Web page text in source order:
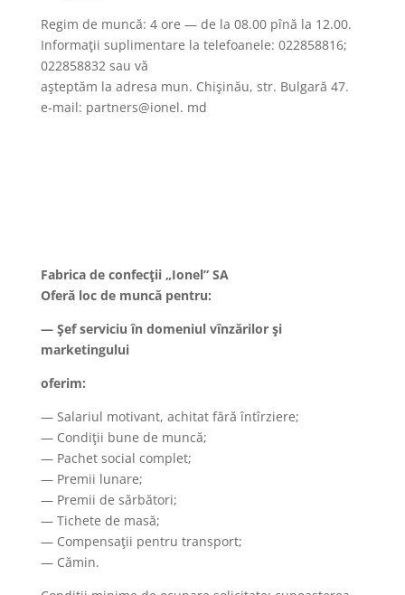
Regim de muncă: 4 ore — de la 08.00 pînă la 12.00.
Informaţii suplimentare la telefoanele: 022858816;
022858832 sau vă
aşteptăm la adresa mun. Chişinău, str. Bulgară 47.
e-mail: partners@ionel. md
Fabrica de confecţii „Ionel” SA
Oferă loc de muncă pentru:
— Şef serviciu în domeniul vînzărilor şi
marketingului
oferim:
— Salariul motivant, achitat fără întîrziere;
— Condiţii bune de muncă;
— Pachet social complet;
— Premii lunare;
— Premii de sărbători;
— Tichete de masă;
— Compensaţii pentru transport;
— Cămin.